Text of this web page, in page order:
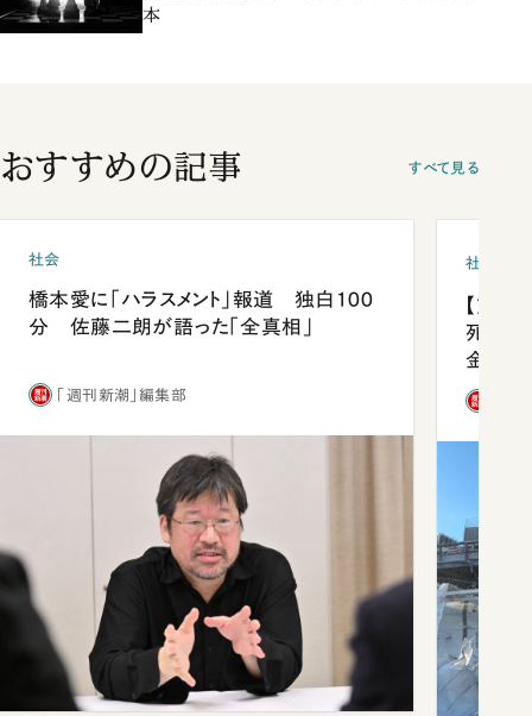
本
おすすめの記事 すべて見る
社会
橋本愛に「ハラスメント」報道 独白100
分 佐藤二朗が語った「全真相」
「週刊新潮」編集部
社会
【熊本
死を分
金」